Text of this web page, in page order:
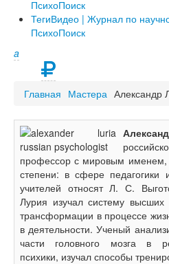
ПсихоПоиск
ТегиВидео | Журнал по
ПсихоПоиск
a
Главная Мастера Александр
профессор с мировым
степени: в сфере
учителей относят Л. С.
Лурия изучал систему
трансформации в процессе
в деятельности.Ученый а
части головного мозга в
психики, изучал способы